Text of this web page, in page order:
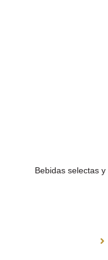
Bebidas selectas